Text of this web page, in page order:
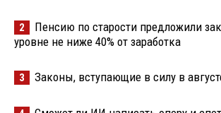
2
Пенсию по старости предложили
уровне не ниже 40% от заработка
3 Законы, вступающие в силу в